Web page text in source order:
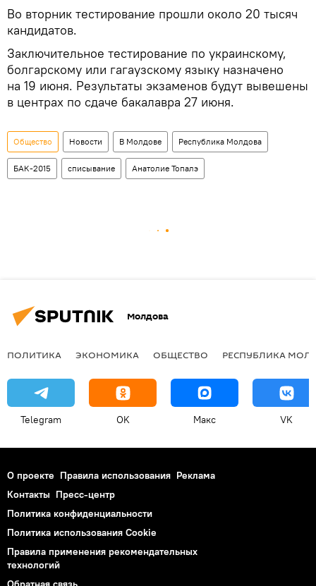
Во вторник тестирование прошли около 20 тысяч
кандидатов.
Заключительное тестирование по украинскому,
болгарскому или гагаузскому языку назначено
на 19 июня. Результаты экзаменов будут вывешены
в центрах по сдаче бакалавра 27 июня.
Общество Новости В Молдове Республика Молдова
БАК-2015 списывание Анатолие Топалэ
Молдова
ПОЛИТИКА ЭКОНОМИКА ОБЩЕСТВО РЕСПУБЛИКА
Telegram OK Макс VK
О проекте Правила использования Реклама
Контакты Пресс-центр
Политика конфиденциальности
Политика использования Cookie
Правила применения рекомендательных
технологий